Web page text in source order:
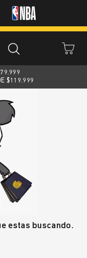
$119.999
estas buscando.